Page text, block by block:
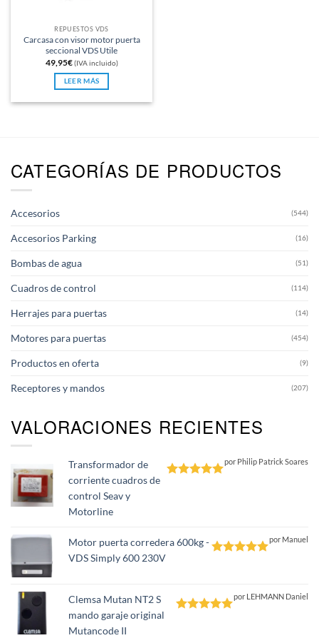
REPUESTOS VDS
Carcasa con visor motor puerta
seccional VDS Utile
49,95€ (IVA incluido)
LEER MÁS
CATEGORÍAS DE PRODUCTOS
Accesorios (544)
Accesorios Parking (16)
Bombas de agua (51)
Cuadros de control (114)
Herrajes para puertas (14)
Motores para puertas (454)
Productos en oferta (9)
Receptores y mandos (207)
VALORACIONES RECIENTES
Transformador de
corriente cuadros de
control Seav y
Motorline
por Philip Patrick Soares
Motor puerta corredera 600kg -
VDS Simply 600 230V
por Manuel
Clemsa Mutan NT2 S
mando garaje original
Mutancode II
por LEHMANN Daniel